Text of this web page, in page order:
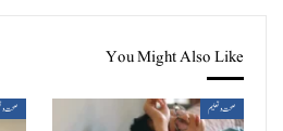
You Might Also Like
صحت و تعلیم صحت و